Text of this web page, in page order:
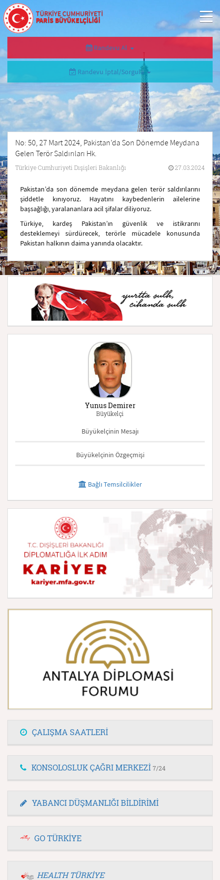
TÜRKİYE CUMHURİYETİ
PARİS BÜYÜKELÇİLİĞİ
Randevu Al
Randevu İptal/Sorgula
No: 50, 27 Mart 2024, Pakistan’da Son Dönemde Meydana
Gelen Terör Saldırıları Hk.
Türkiye Cumhuriyeti Dışişleri Bakanlığı 27.03.2024
Pakistan’da son dönemde meydana gelen terör saldırılarını
şiddetle kınıyoruz. Hayatını kaybedenlerin ailelerine
başsağlığı, yaralananlara acil şifalar diliyoruz.
Türkiye, kardeş Pakistan’ın güvenlik ve istikrarını
desteklemeyi sürdürecek, terörle mücadele konusunda
Pakistan halkının daima yanında olacaktır.
Yunus Demirer
Büyükelçi
Büyükelçinin Mesajı
Büyükelçinin Özgeçmişi
Bağlı Temsilcilikler
ÇALIŞMA SAATLERİ
KONSOLOSLUK ÇAĞRI MERKEZİ 7/24
YABANCI DÜŞMANLIĞI BİLDİRİMİ
GO TÜRKİYE
HEALTH TÜRKİYE